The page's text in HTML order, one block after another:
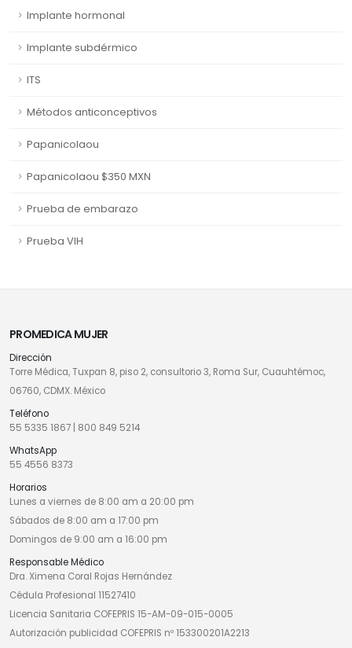
Implante hormonal
Implante subdérmico
ITS
Métodos anticonceptivos
Papanicolaou
Papanicolaou $350 MXN
Prueba de embarazo
Prueba VIH
PROMEDICA MUJER
Dirección
Torre Médica, Tuxpan 8, piso 2, consultorio 3, Roma Sur, Cuauhtémoc,
06760, CDMX. México
Teléfono
55 5335 1867
800 849 5214
WhatsApp
55 4556 8373
Horarios
Lunes a viernes de 8:00 am a 20:00 pm
Sábados de 8:00 am a 17:00 pm
Domingos de 9:00 am a 16:00 pm
Responsable Médico
Dra. Ximena Coral Rojas Hernández
Cédula Profesional 11527410
Licencia Sanitaria COFEPRIS 15-AM-09-015-0005
Autorización publicidad COFEPRIS nº 153300201A2213